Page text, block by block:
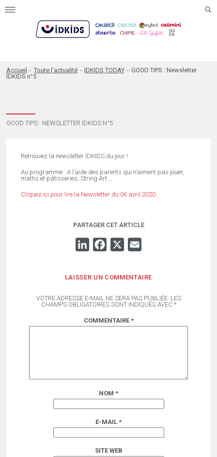
Toggle
Accueil - Toute l’actualité - IDKIDS TODAY - GOOD TIPS : Newsletter
ÏDKIDS n°5
GOOD TIPS : NEWSLETTER ÏDKIDS N°5
Retrouvez la newsletter ÏDKIDS du jour !
Au programme : A l’aide des parents qui n’aiment pas jouer,
maths et pâtisseries, String Art….
Cliquez ici pour lire la Newsletter du 06 avril 2020
PARTAGER CET ARTICLE
LINKEDINFACEBOOK
LAISSER UN COMMENTAIRE
VOTRE ADRESSE E-MAIL NE SERA PAS PUBLIÉE. LES
CHAMPS OBLIGATOIRES SONT INDIQUÉS AVEC *
COMMENTAIRE *
NOM *
E-MAIL *
SITE WEB